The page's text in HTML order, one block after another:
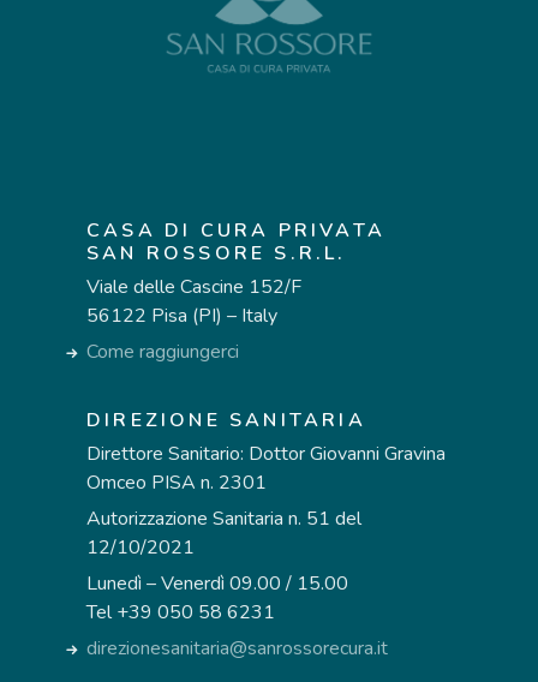
CASA DI CURA PRIVATA
SAN ROSSORE S.R.L.
Viale delle Cascine 152/F
56122 Pisa (PI) – Italy
Come raggiungerci
DIREZIONE SANITARIA
Direttore Sanitario: Dottor Giovanni Gravina
Omceo PISA n. 2301
Autorizzazione Sanitaria n. 51 del
12/10/2021
Lunedì – Venerdì 09.00 / 15.00
Tel +39 050 58 6231
direzionesanitaria@sanrossorecura.it